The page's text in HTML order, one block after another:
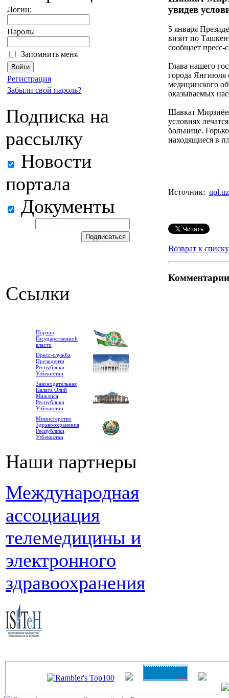
Логин:
Пароль:
Запомнить меня
Регистрация
Забыли свой пароль?
Подписка на
рассылку
Новости
портала
Документы
Ссылки
Портал
Государственной
власти
Пресс-служба
Президента
Республики
Узбекистан
Законодательная
Палата Олий
Мажлиса
Республики
Узбекистан
Министерство
Здравоохранения
Республики
Узбекистан
Наши партнеры
Международная
ассоциация
телемедицины и
электронного
здравоохранения
увидев
5 января
визит по
сообщает
Глава нашего
города Янгиюля
медицинского
оказываемых
Шавкат
условиях
больнице.
находящиеся в
Источник: upl.uz
Возврат к списку
Комментарии